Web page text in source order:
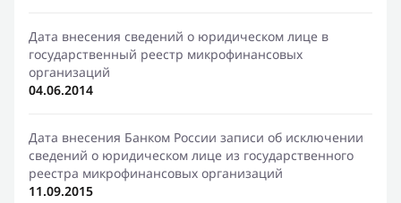
Дата внесения сведений о юридическом лице в
государственный реестр микрофинансовых
организаций
04.06.2014
Дата внесения Банком России записи об исключении
сведений о юридическом лице из государственного
реестра микрофинансовых организаций
11.09.2015